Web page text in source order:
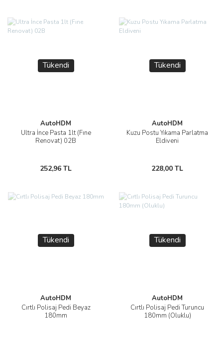
Tükendi
AutoHDM
Ultra İnce Pasta 1lt (Fıne
Renovat) 02B
252,96 TL
Tükendi
AutoHDM
Kuzu Postu Yıkama Parlatma
Eldiveni
228,00 TL
Tükendi
AutoHDM
Cırtlı Polisaj Pedi Beyaz
180mm
Tükendi
AutoHDM
Cırtlı Polisaj Pedi Turuncu
180mm (Oluklu)